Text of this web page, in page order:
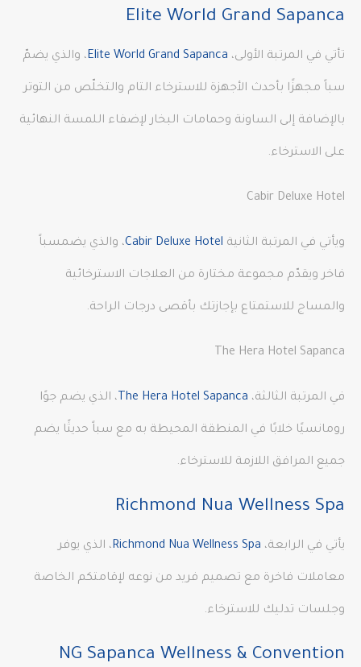
Elite World Grand Sapanca
تأتي في المرتبة الأولى، Elite World Grand Sapanca، والذي يضمّ
سباً مجهزًا بأحدث الأجهزة للاسترخاء التام والتخلّص من التوتر
بالإضافة إلى الساونة وحمامات البخار لإضفاء اللمسة النهائية
على الاسترخاء.
Cabir Deluxe Hotel
ويأتي في المرتبة الثانية Cabir Deluxe Hotel، والذي يضمسباً
فاخر ويقدّم مجموعة مختارة من العلاجات الاسترخائية
والمساج للاستمتاع بإجازتك بأقصى درجات الراحة.
The Hera Hotel Sapanca
في المرتبة الثالثة، The Hera Hotel Sapanca ، الذي يضم جوًا
رومانسيًا خلابًا في المنطقة المحيطة به مع سباً حديثًا يضم
جميع المرافق اللازمة للاسترخاء.
Richmond Nua Wellness Spa
يأتي في الرابعة، Richmond Nua Wellness Spa، الذي يوفر
معاملات فاخرة مع تصميم فريد من نوعه لإقامتكم الخاصة
وجلسات تدليك للاسترخاء.
NG Sapanca Wellness & Convention